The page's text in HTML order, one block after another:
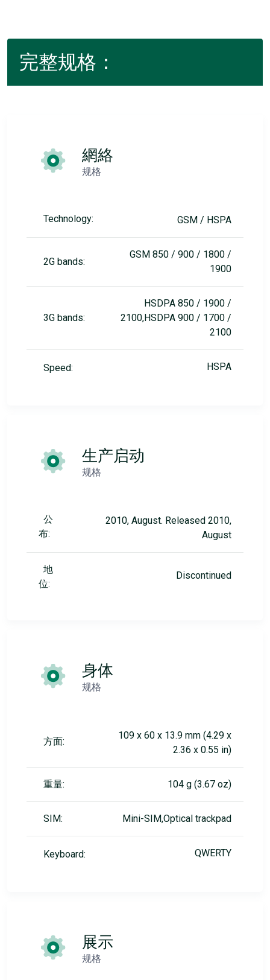
完整规格：
網絡
规格
Technology: GSM / HSPA
2G bands:
GSM 850 / 900 / 1800 /
1900
3G bands:
HSDPA 850 / 1900 /
2100,HSDPA 900 / 1700 /
2100
Speed: HSPA
生产启动
规格
公
布:
2010, August. Released 2010,
August
地
位:
Discontinued
身体
规格
方面:
109 x 60 x 13.9 mm (4.29 x
2.36 x 0.55 in)
重量: 104 g (3.67 oz)
SIM: Mini-SIM,Optical trackpad
Keyboard: QWERTY
展示
规格